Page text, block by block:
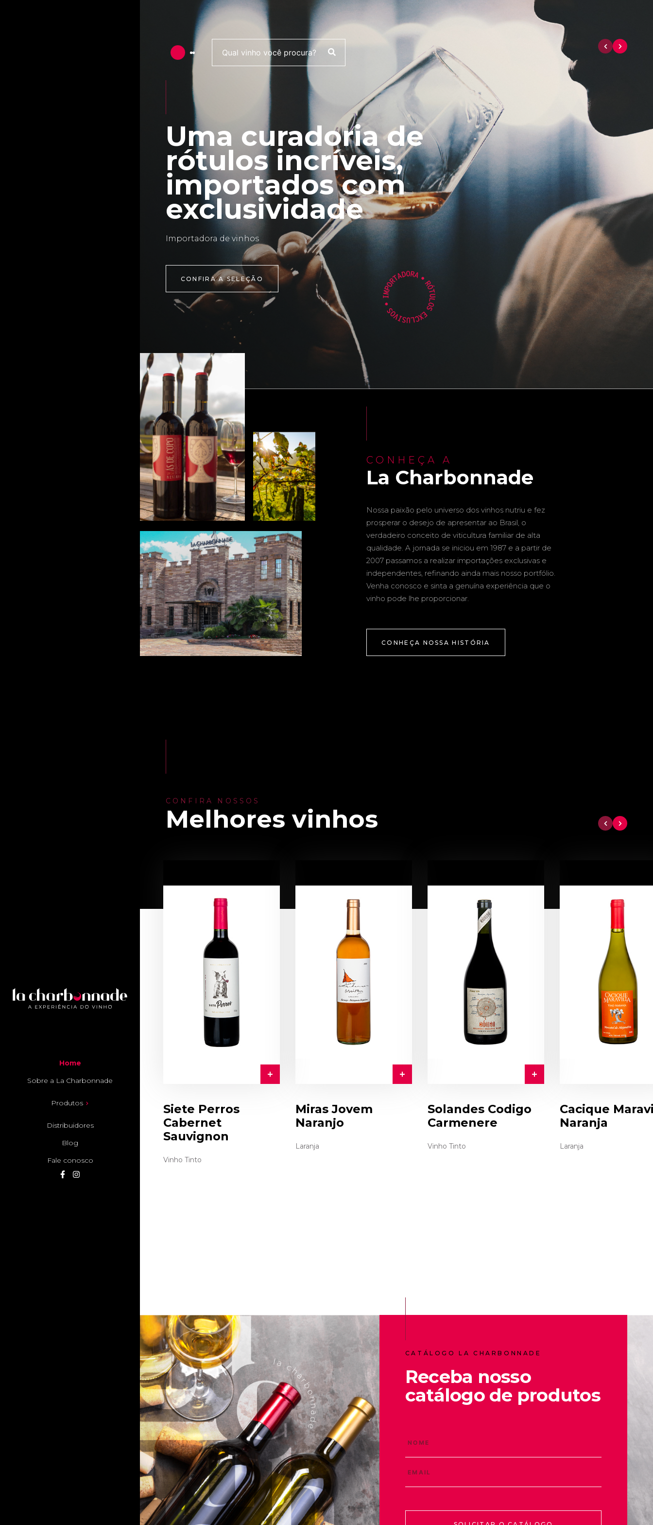
Home
Sobre a La Charbonnade
Produtos
Distribuidores
Blog
Fale conosco
Uma curadoria de
rótulos incríveis,
importados com
exclusividade
Importadora de vinhos
CONFIRA A SELEÇÃO
CONHEÇA A
La Charbonnade
Nossa paixão pelo universo dos vinhos nutriu e fez
prosperar o desejo de apresentar ao Brasil, o
verdadeiro conceito de viticultura familiar de alta
qualidade. A jornada se iniciou em 1987 e a partir de
2007 passamos a realizar importações exclusivas e
independentes, refinando ainda mais nosso portfólio.
Venha conosco e sinta a genuína experiência que o
vinho pode lhe proporcionar.
CONHEÇA NOSSA HISTÓRIA
CONFIRA NOSSOS
Melhores vinhos
Siete Perros
Cabernet
Sauvignon
Vinho Tinto
Miras Jovem
Naranjo
Laranja
Solandes Codigo
Carmenere
Vinho Tinto
Cacique
Naranja
Laranja
CATÁLOGO LA CHARBONNADE
Receba nosso
catálogo de produtos